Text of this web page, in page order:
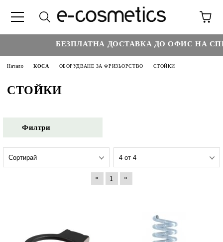
БЕЗПЛАТНА ДОСТАВКА ДО ОФИС НА
Начало КОСА ОБОРУДВАНЕ ЗА ФРИЗЬОРСТВО СТОЙКИ
СТОЙКИ
Филтри
« 1 »